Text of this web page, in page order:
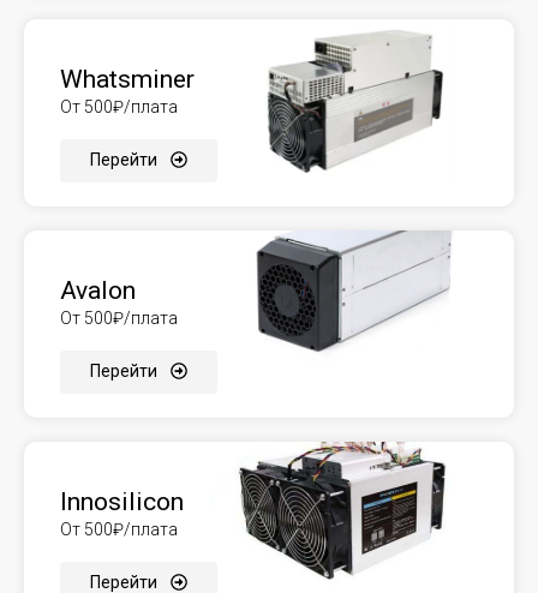
Whatsminer
От 500₽/плата
Перейти
Avalon
От 500₽/плата
Перейти
Innosilicon
От 500₽/плата
Перейти